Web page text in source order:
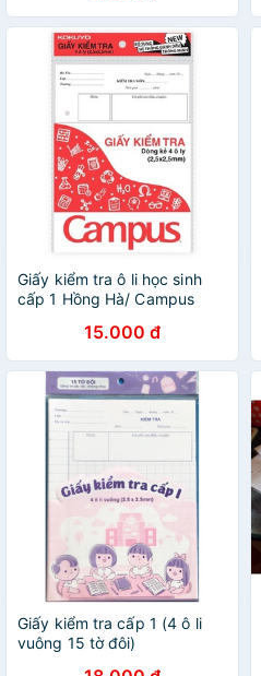
Giấy kiểm tra ô li học sinh
cấp 1 Hồng Hà/ Campus
15.000 đ
Giấy kiểm tra cấp 1 (4 ô li
vuông 15 tờ đôi)